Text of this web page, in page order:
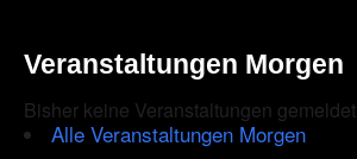
Veranstaltungen Morgen
Bisher keine Veranstaltungen gemeldet
Alle Veranstaltungen Morgen